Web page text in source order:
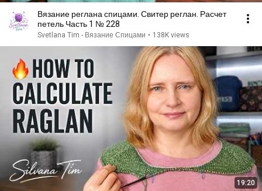
Вязание реглана спицами. Свитер реглан. Расчет
петель Часть 1 № 228
Svetlana Tim - Вязание Спицами • 138K views
19:20